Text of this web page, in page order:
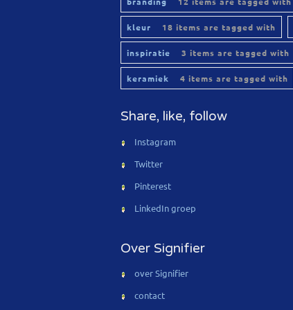
kleur 18 items are tagged with
inspiratie 3 items are tagged with
keramiek 4 items are tagged with
Share, like, follow
Instagram
Twitter
Pinterest
LinkedIn groep
Over Signifier
over Signifier
contact